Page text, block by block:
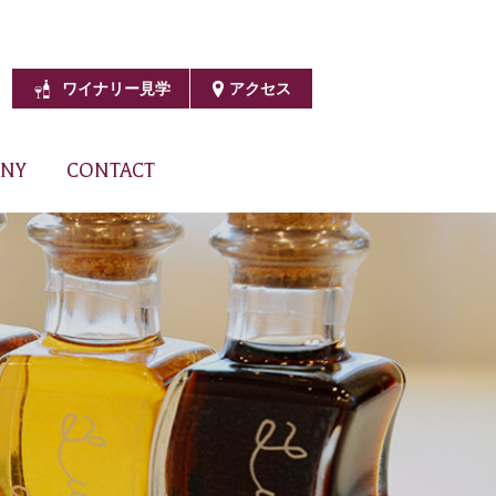
ワイナリー見学 アクセス
CONTACT